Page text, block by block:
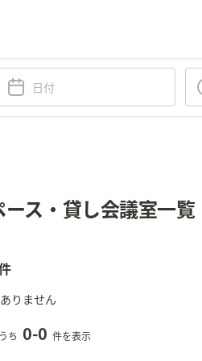
ス・貸し会議室一覧
りません
ち 0-0 件を表示